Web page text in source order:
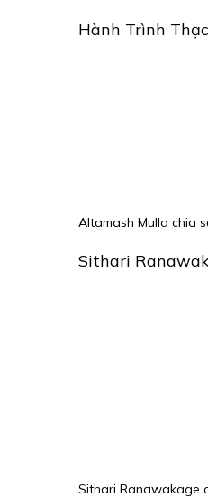
Hành Trình
Altamash Mulla chia
Sithari
Sithari Ranawakage